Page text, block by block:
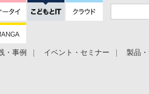
・事例 イベント・セミナー 製品